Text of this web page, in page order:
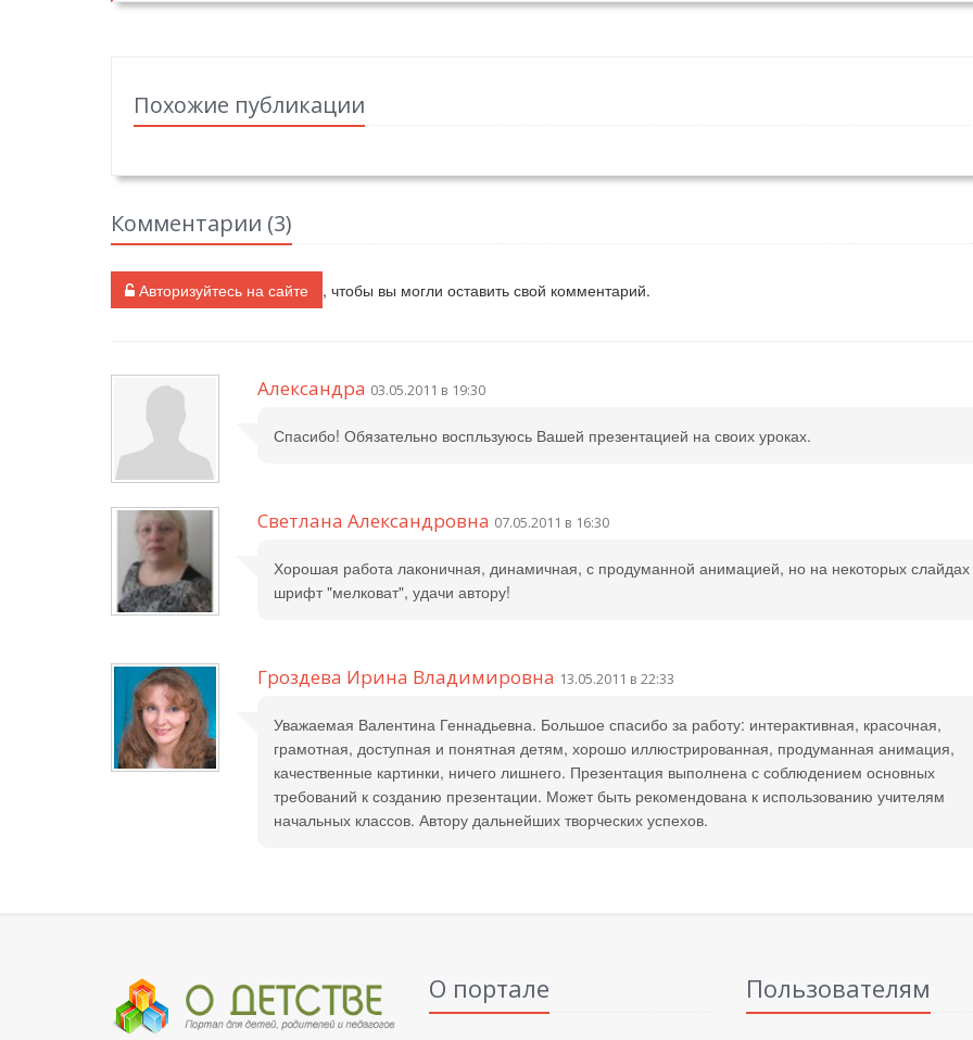
Похожие публикации
Комментарии (3)
Авторизуйтесь на сайте , чтобы вы могли оставить свой комментарий.
Александра 03.05.2011 в 19:30
Спасибо! Обязательно воспльзуюсь Вашей презентацией на своих уроках.
Светлана Александровна 07.05.2011 в 16:30
Хорошая работа лаконичная, динамичная, с продуманной анимацией, но на некоторых слайдах
шрифт "мелковат", удачи автору!
Гроздева Ирина Владимировна 13.05.2011 в 22:33
Уважаемая Валентина Геннадьевна. Большое спасибо за работу: интерактивная, красочная,
грамотная, доступная и понятная детям, хорошо иллюстрированная, продуманная анимация,
качественные картинки, ничего лишнего. Презентация выполнена с соблюдением основных
требований к созданию презентации. Может быть рекомендована к использованию учителям
начальных классов. Автору дальнейших творческих успехов.
О портале Пользователям